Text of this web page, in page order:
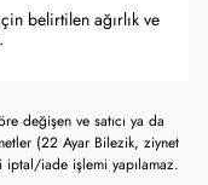
belirtilen ağırlık ve
değişen ve satıcı ya da
(22 Ayar Bilezik, ziynet
iade işlemi yapılamaz.